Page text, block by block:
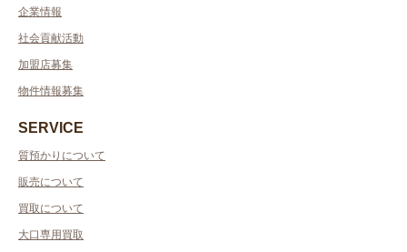
企業情報
社会貢献活動
加盟店募集
物件情報募集
SERVICE
質預かりについて
販売について
買取について
大口専用買取